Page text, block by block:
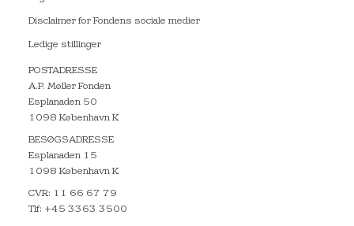
Disclaimer for Fondens sociale medier
Ledige stillinger
POSTADRESSE
A.P. Møller Fonden
Esplanaden 50
1098 København K
BESØGSADRESSE
Esplanaden 15
1098 København K
CVR: 11 66 67 79
Tlf: +45 3363 3500